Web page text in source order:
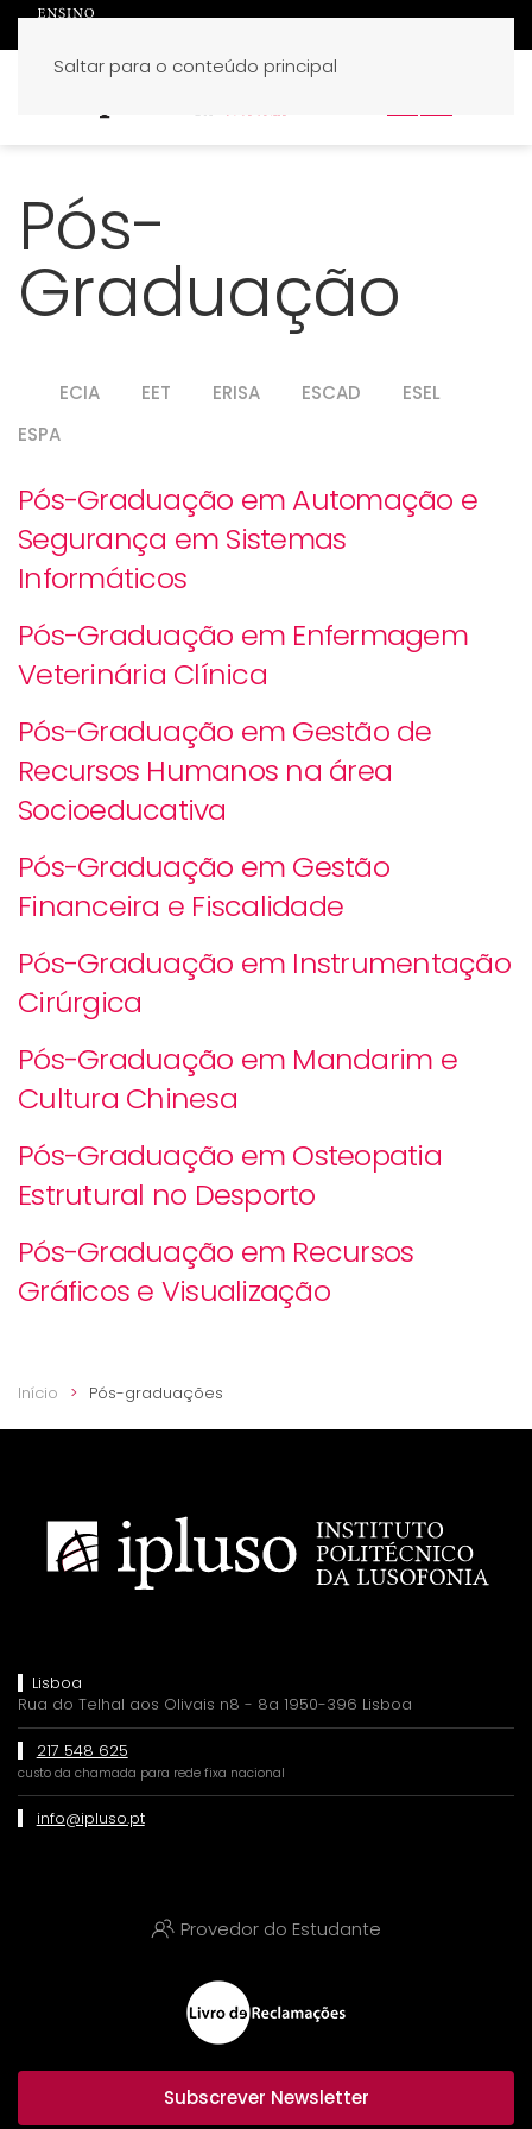
Saltar para o conteúdo principal
Pós-
Graduação
ECIA EET ERISA ESCAD
ESEL
ESPA
Pós-Graduação em Automação e
Segurança em Sistemas
Informáticos
Pós-Graduação em Enfermagem
Veterinária Clínica
Pós-Graduação em Gestão de
Recursos Humanos na área
Socioeducativa
Pós-Graduação em Gestão
Financeira e Fiscalidade
Pós-Graduação em Instrumentação
Cirúrgica
Pós-Graduação em Mandarim e
Cultura Chinesa
Pós-Graduação em Osteopatia
Estrutural no Desporto
Pós-Graduação em Recursos
Gráficos e Visualização
Início Pós-graduações
Lisboa
Rua do Telhal aos Olivais n8 - 8a 1950-396 Lisboa
217 548 625
custo da chamada para rede fixa nacional
info@ipluso.pt
Provedor do Estudante
Subscrever Newsletter